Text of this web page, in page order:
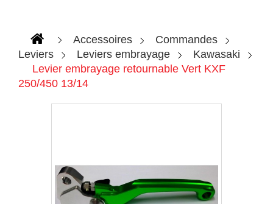
Accessoires
Commandes
Leviers
Leviers embrayage
Kawasaki
Levier embrayage retournable Vert KXF
250/450 13/14